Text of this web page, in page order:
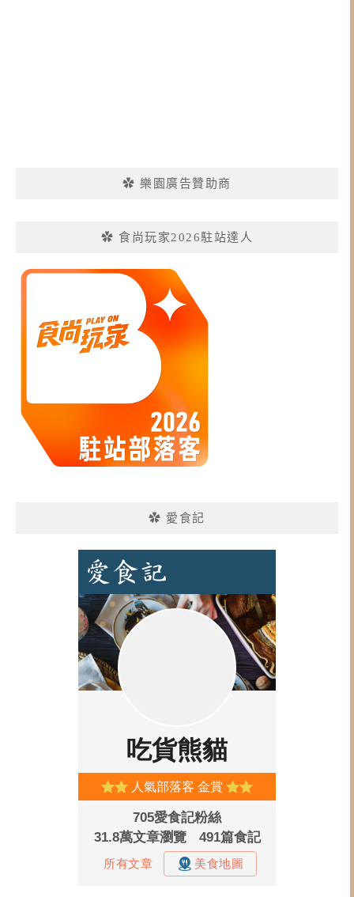
✿ 樂園廣告贊助商
✿ 食尚玩家2026駐站達人
✿ 愛食記